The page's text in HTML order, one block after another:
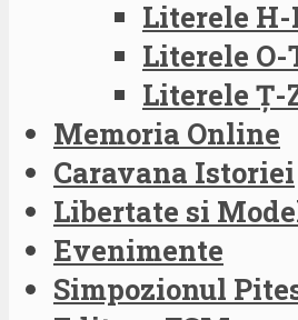
Literele H-
Literele O-
Literele Ț-
Memoria Online
Caravana Istoriei
Libertate si
Evenimente
Simpozionul